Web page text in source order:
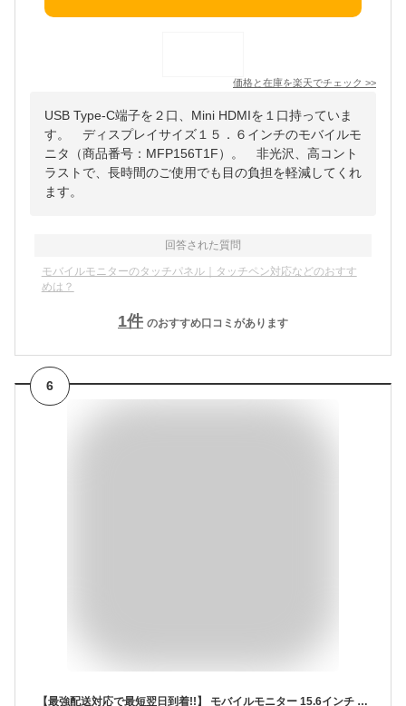
価格と在庫を楽天でチェック >>
USB Type-C端子を２口、Mini HDMIを１口持っていま
す。 ディスプレイサイズ１５．６インチのモバイルモ
ニタ（商品番号：MFP156T1F）。 非光沢、高コント
ラストで、長時間のご使用でも目の負担を軽減してくれ
ます。
回答された質問
モバイルモニターのタッチパネル｜タッチペン対応などのおすす
めは？
1件 のおすすめ口コミがあります
6
【最強配送対応で最短翌日到着!!】 モバイルモニター 15.6インチ モバイルディスプレイ 1920*1080 ポータブルモニター IPS液晶パネル ブルーカット 自立スタンド VESA スピーカ内蔵 USBType-C ミニHDMI Sw-itch/PS3/PS4/PS5/Xbox/PC/スマホ/Macなど対応